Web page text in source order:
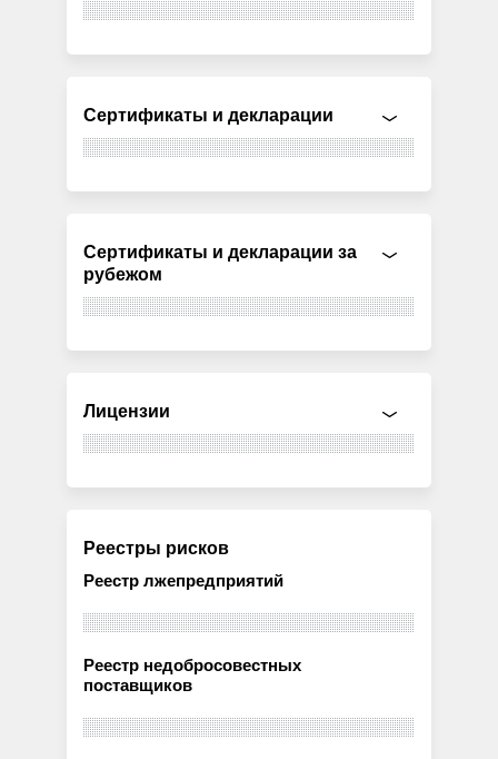
Сертификаты и декларации
Сертификаты и декларации за
рубежом
Лицензии
Реестры рисков
Реестр лжепредприятий
Реестр недобросовестных
поставщиков